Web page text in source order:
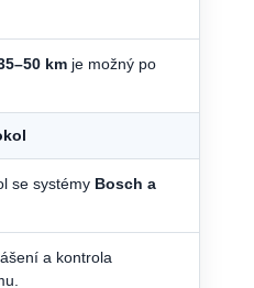
km je možný po
se systémy Bosch a
a kontrola